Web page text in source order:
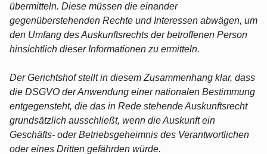
übermitteln. Diese müssen die einander
gegenüberstehenden Rechte und Interessen abwägen, um
den Umfang des Auskunftsrechts der betroffenen Person
hinsichtlich dieser Informationen zu ermitteln.
Der Gerichtshof stellt in diesem Zusammenhang klar, dass
die DSGVO der Anwendung einer nationalen Bestimmung
entgegensteht, die das in Rede stehende Auskunftsrecht
grundsätzlich ausschließt, wenn die Auskunft ein
Geschäfts- oder Betriebsgeheimnis des Verantwortlichen
oder eines Dritten gefährden würde.